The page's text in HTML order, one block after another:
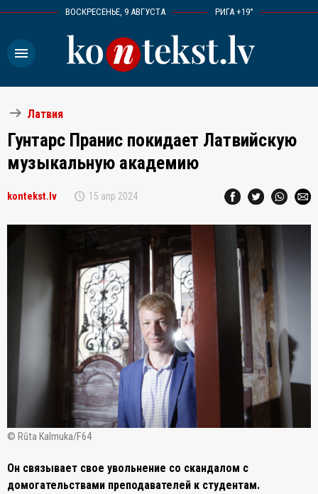
ВОСКРЕСЕНЬЕ, 9 АВГУСТА РИГА +19°
menu
arrow_right_alt Латвия
Гунтарс Пранис покидает Латвийскую
музыкальную академию
kontekst.lv schedule 15 апр 2024
© Rūta Kalmuka/F64
Он связывает свое увольнение со скандалом с
домогательствами преподавателей к студентам.